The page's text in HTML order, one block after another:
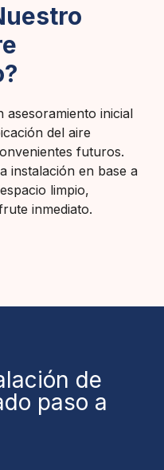
asesoramiento inicial
del aire
futuros.
instalación en base a
limpio,
inmediato.
de
paso a